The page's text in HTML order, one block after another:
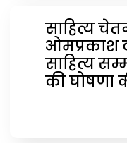
साहित्य
ओमप्रकाश
साहित्य
की घोषणा